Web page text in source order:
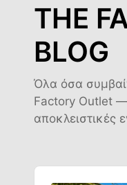
THE
BLOG
Όλα όσα
Factory Outlet
αποκλειστικές